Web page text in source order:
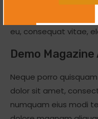
dapibus. Vivamus
vulputate eleifend
eu, consequat vitae,
Demo
Neque porro
dolor sit amet,
numquam eius modi